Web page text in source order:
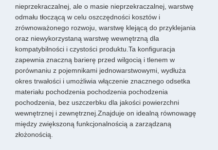
nieprzekraczalnej, ale o masie nieprzekraczalnej, warstwę
odmału tłoczącą w celu oszczędności kosztów i
zrównoważonego rozwoju, warstwę klejącą do przyklejania
oraz niewykorzystaną warstwę wewnętrzną dla
kompatybilności i czystości produktu.Ta konfiguracja
zapewnia znaczną barierę przed wilgocią i tlenem w
porównaniu z pojemnikami jednowarstwowymi, wydłuża
okres trwałości i umożliwia włączenie znacznego odsetka
materiału pochodzenia pochodzenia pochodzenia
pochodzenia, bez uszczerbku dla jakości powierzchni
wewnętrznej i zewnętrznej.Znajduje on idealną równowagę
między zwiększoną funkcjonalnością a zarządzaną
złożonością.